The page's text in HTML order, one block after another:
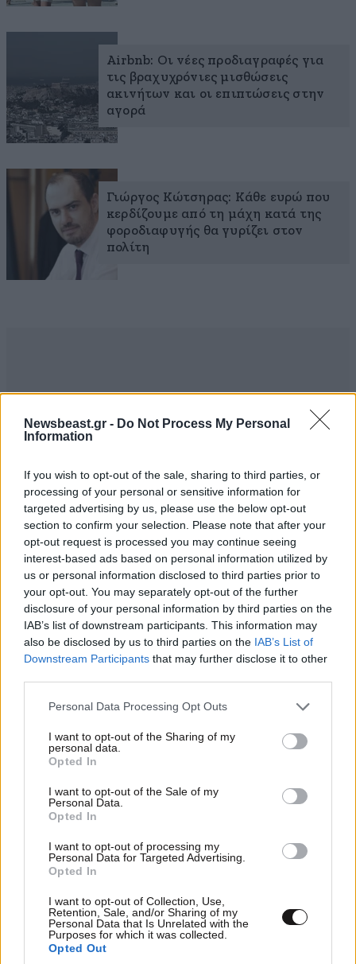
Newsbeast.gr - Do Not Process My Personal
Information
If you wish to opt-out of the sale, sharing to third parties, or
processing of your personal or sensitive information for
targeted advertising by us, please use the below opt-out
section to confirm your selection. Please note that after your
opt-out request is processed you may continue seeing
interest-based ads based on personal information utilized by
us or personal information disclosed to third parties prior to
your opt-out. You may separately opt-out of the further
disclosure of your personal information by third parties on the
IAB’s list of downstream participants. This information may
also be disclosed by us to third parties on the IAB’s List of
Downstream Participants that may further disclose it to other
Please note that this website/app uses one or more Google
not limited to your visit or usage behaviour. You may click to
grant or deny consent to Google and its third-party tags to
use your data for below specified purposes in below Google
consent section.
Personal Data Processing Opt Outs
I want to opt-out of the Sharing of my
personal data.
Opted In
I want to opt-out of the Sale of my
Personal Data.
Opted In
I want to opt-out of processing my
Personal Data for Targeted Advertising.
Opted In
I want to opt-out of Collection, Use,
Retention, Sale, and/or Sharing of my
Personal Data that Is Unrelated with the
Purposes for which it was collected.
Opted Out
Airbnb: Οι νέες προδιαγραφές για
τις βραχυχρόνιες μισθώσεις
ακινήτων και οι επιπτώσεις στην
αγορά
Γιώργος Κώτσηρας: Κάθε ευρώ που
κερδίζουμε από τη μάχη κατά της
φοροδιαφυγής θα γυρίζει στον
πολίτη
ΠΕΡΙΣΣΟΤΕΡΑ ΑΠΟ ΤΗΝ